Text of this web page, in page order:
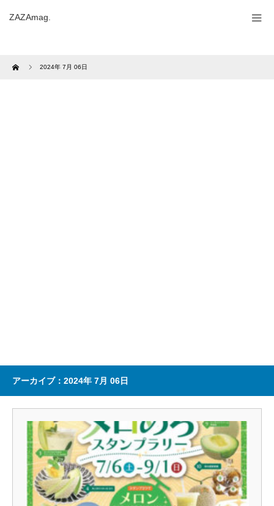
ZAZAmag.
Home 2024年 7月 06日
アーカイブ：2024年 7月 06日